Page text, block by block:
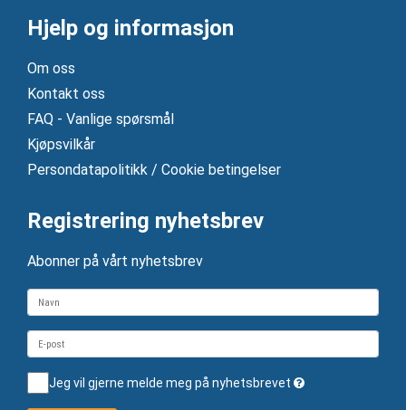
Hjelp og informasjon
Om oss
Kontakt oss
FAQ - Vanlige spørsmål
Kjøpsvilkår
Persondatapolitikk / Cookie betingelser
Registrering nyhetsbrev
Abonner på vårt nyhetsbrev
Jeg vil gjerne melde meg på nyhetsbrevet